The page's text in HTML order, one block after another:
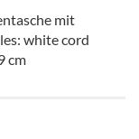
mit
white cord
cm